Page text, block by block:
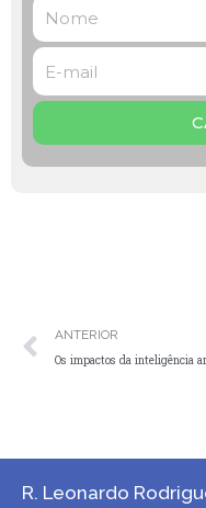
ANTERIOR
R. Leonardo